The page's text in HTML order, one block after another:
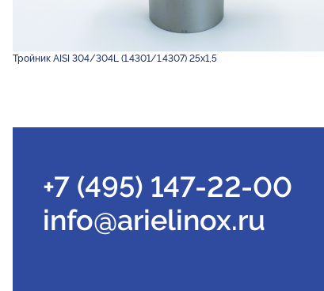
Тройник AISI 304/304L (1.4301/1.4307) 25х1,5
+7 (495) 147-22-00
info@arielinox.ru